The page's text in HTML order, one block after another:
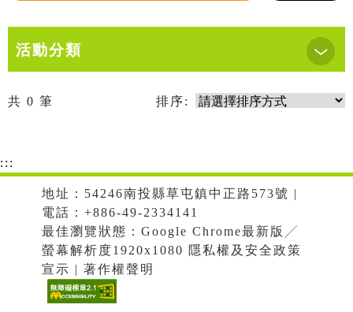
活動分類
共 0 筆 排序:
:::
地址：54246南投縣草屯鎮中正路573號 |
電話：+886-49-2334141
最佳瀏覽狀態：Google Chrome最新版╱
螢幕解析度1920x1080 隱私權及安全政策
宣示 | 著作權聲明